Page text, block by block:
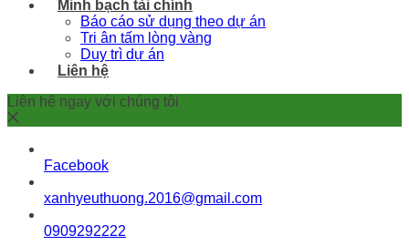
Minh bạch tài chính
Báo cáo sử dụng theo dự án
Tri ân tấm lòng vàng
Duy trì dự án
Liên hệ
Liên hệ ngay với chúng tôi
Facebook
xanhyeuthuong.2016@gmail.com
0909292222